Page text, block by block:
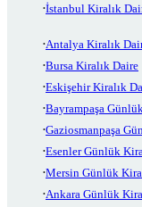
İstanbul Kiralık
Antalya Kiralık
Bursa Kiralık Daire
Eskişehir Kiralık
Bayrampaşa
Gaziosmanpaşa
Esenler Günlük
Mersin Günlük
Ankara Günlük